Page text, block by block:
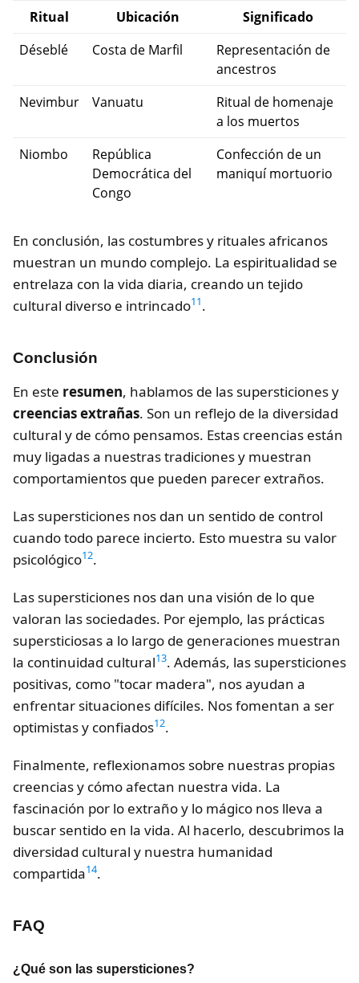
Ritual Ubicación
Significado
Déseblé
Costa de Marfil
Representación de
ancestros
Nevimbur
Vanuatu
Ritual de homenaje
a los muertos
Niombo
República
Democrática del
Congo
Confección de un
maniquí mortuorio
En conclusión, las costumbres y rituales africanos
muestran un mundo complejo. La espiritualidad se
entrelaza con la vida diaria, creando un tejido
cultural diverso e intrincado11.
Conclusión
En este resumen, hablamos de las supersticiones y
creencias extrañas. Son un reflejo de la diversidad
cultural y de cómo pensamos. Estas creencias están
muy ligadas a nuestras tradiciones y muestran
comportamientos que pueden parecer extraños.
Las supersticiones nos dan un sentido de control
cuando todo parece incierto. Esto muestra su valor
psicológico12.
Las supersticiones nos dan una visión de lo que
valoran las sociedades. Por ejemplo, las prácticas
supersticiosas a lo largo de generaciones muestran
la continuidad cultural13. Además, las supersticiones
positivas, como "tocar madera", nos ayudan a
enfrentar situaciones difíciles. Nos fomentan a ser
optimistas y confiados12.
Finalmente, reflexionamos sobre nuestras propias
creencias y cómo afectan nuestra vida. La
fascinación por lo extraño y lo mágico nos lleva a
buscar sentido en la vida. Al hacerlo, descubrimos la
diversidad cultural y nuestra humanidad
compartida14.
FAQ
¿Qué son las supersticiones?